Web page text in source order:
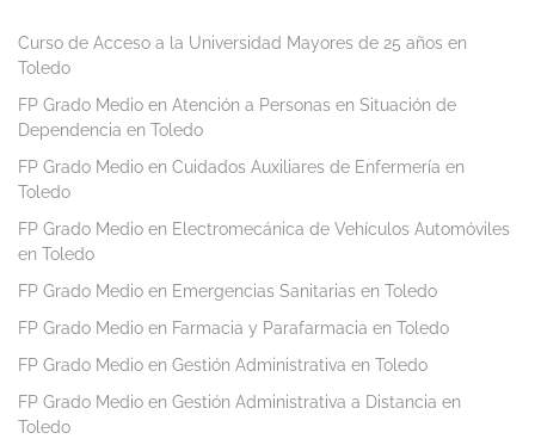
Curso de Acceso a la Universidad Mayores de 25 años en
Toledo
FP Grado Medio en Atención a Personas en Situación de
Dependencia en Toledo
FP Grado Medio en Cuidados Auxiliares de Enfermería en
Toledo
FP Grado Medio en Electromecánica de Vehículos Automóviles
en Toledo
FP Grado Medio en Emergencias Sanitarias en Toledo
FP Grado Medio en Farmacia y Parafarmacia en Toledo
FP Grado Medio en Gestión Administrativa en Toledo
FP Grado Medio en Gestión Administrativa a Distancia en
Toledo